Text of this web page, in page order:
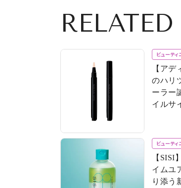
ビューティ
【アデ
のハリ
ーラー誕生！ 「デイ
イルサ
ビューティ
【SISI
イムユ
り添う